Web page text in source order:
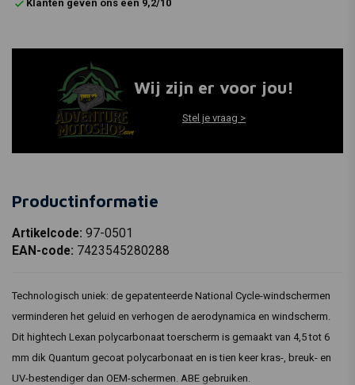
Klanten geven ons een 9,2/10
Wij zijn er voor jou!
Stel je vraag >
Productinformatie
Artikelcode: 97-0501
EAN-code: 7423545280288
Technologisch uniek: de gepatenteerde National Cycle-windschermen
verminderen het geluid en verhogen de aerodynamica en windscherm.
Dit hightech Lexan polycarbonaat toerscherm is gemaakt van 4,5 tot 6
mm dik Quantum gecoat polycarbonaat en is tien keer kras-, breuk- en
UV-bestendiger dan OEM-schermen. ABE gebruiken.